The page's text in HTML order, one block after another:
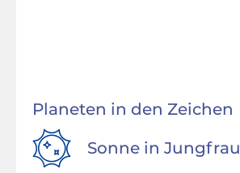
Planeten in den Zeichen
Sonne in Jungfrau